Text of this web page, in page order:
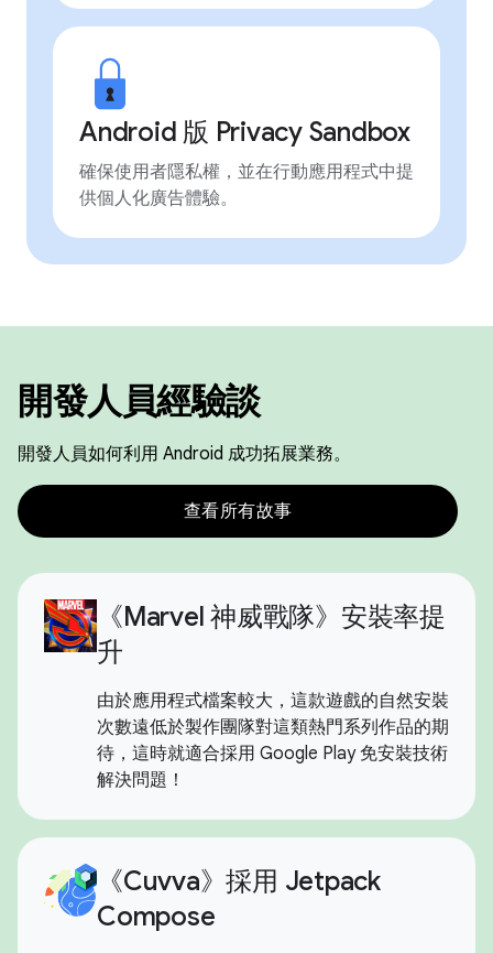
Android 版 Privacy Sandbox
確保使用者隱私權，並在行動應用程式中提
供個人化廣告體驗。
開發人員經驗談
開發人員如何利用 Android 成功拓展業務。
查看所有故事
《Marvel 神威戰隊》安裝率提
升
由於應用程式檔案較大，這款遊戲的自然安裝
次數遠低於製作團隊對這類熱門系列作品的期
待，這時就適合採用 Google Play 免安裝技術
解決問題！
《Cuvva》採用 Jetpack
Compose